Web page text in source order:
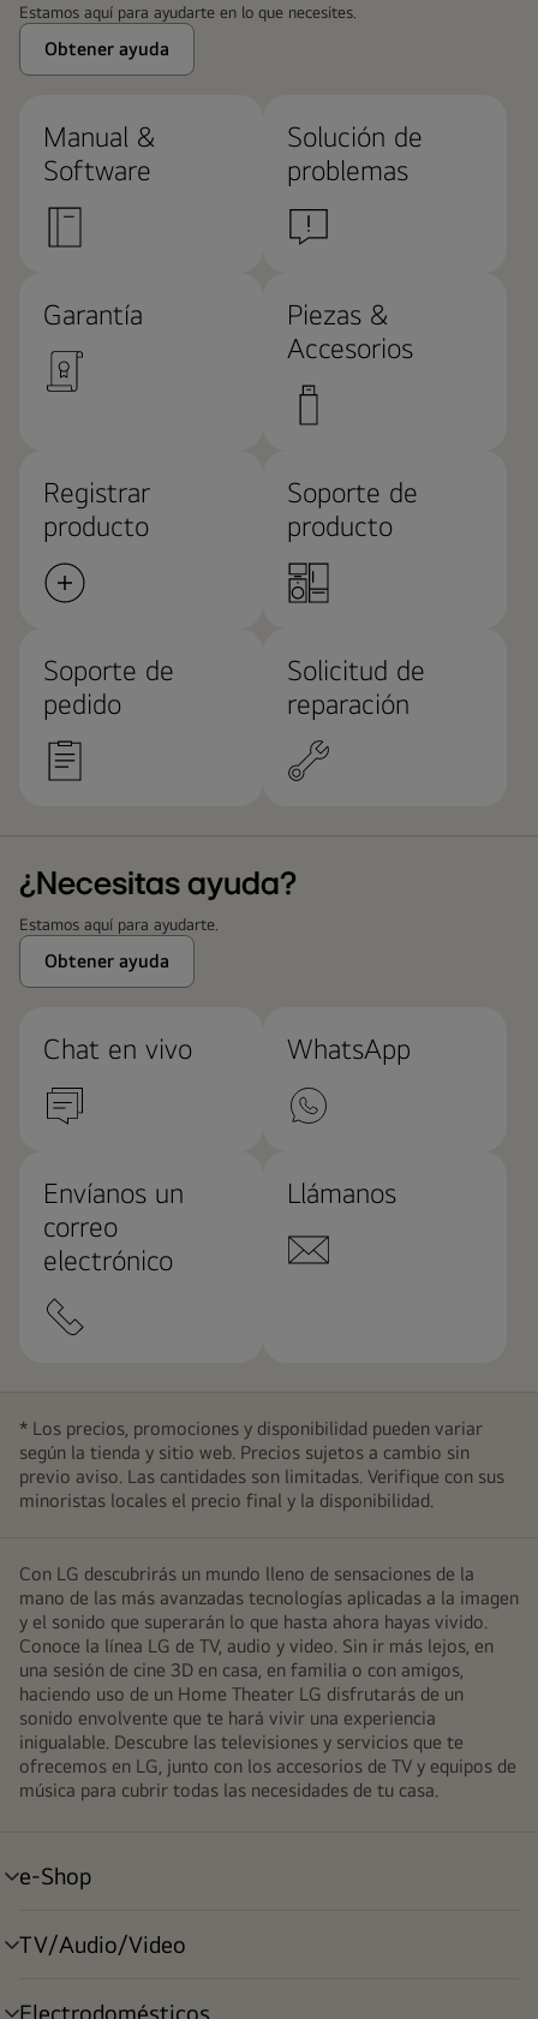
Estamos aquí para ayudarte en lo que necesites.
Obtener ayuda
Manual &
Software
Solución de
problemas
Garantía
Piezas &
Accesorios
Registrar
producto
Soporte de
producto
Soporte de
pedido
Solicitud de
reparación
¿Necesitas ayuda?
Estamos aquí para ayudarte.
Obtener ayuda
Chat en vivo WhatsApp
Envíanos un
correo
electrónico
Llámanos
* Los precios, promociones y disponibilidad pueden variar
según la tienda y sitio web. Precios sujetos a cambio sin
previo aviso. Las cantidades son limitadas. Verifique con sus
minoristas locales el precio final y la disponibilidad.
Con LG descubrirás un mundo lleno de sensaciones de la
mano de las más avanzadas tecnologías aplicadas a la imagen
y el sonido que superarán lo que hasta ahora hayas vivido.
Conoce la línea LG de TV, audio y video. Sin ir más lejos, en
una sesión de cine 3D en casa, en familia o con amigos,
haciendo uso de un Home Theater LG disfrutarás de un
sonido envolvente que te hará vivir una experiencia
inigualable. Descubre las televisiones y servicios que te
ofrecemos en LG, junto con los accesorios de TV y equipos de
música para cubrir todas las necesidades de tu casa.
e-Shop
alternar
TV/Audio/Video
alternar
Electrodomésticos